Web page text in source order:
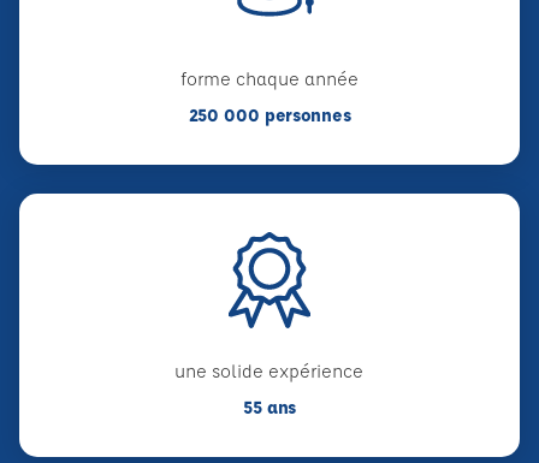
forme chaque année
250 000 personnes
une solide expérience
55 ans